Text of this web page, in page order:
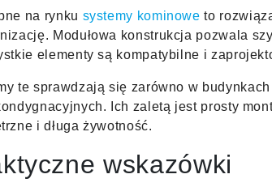
na rynku systemy kominowe to
Modułowa konstrukcja pozwala
elementy są kompatybilne i
te sprawdzają się zarówno w
Ich zaletą jest prosty
i długa żywotność.
wskazówki